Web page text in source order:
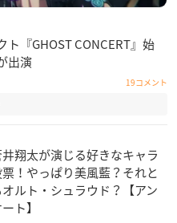
ト『GHOST CONCERT』始
出演
19コメント
翔太が演じる好きなキャラ
！やっぱり美風藍？それと
オルト・シュラウド？【アン
ト】